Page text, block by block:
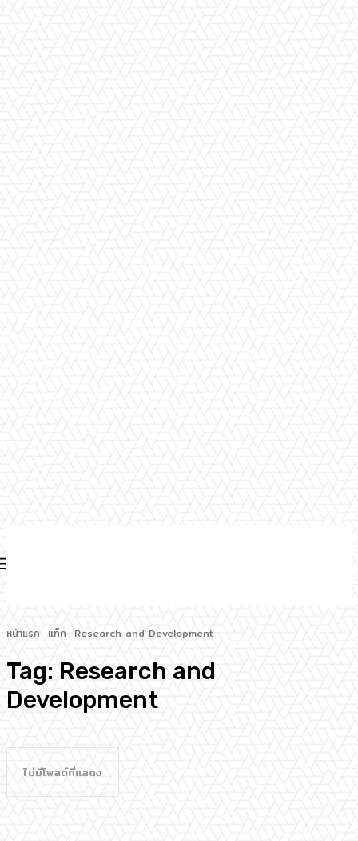
หน้าแรก แท็ก Research and Development
Tag: Research and
Development
ไม่มีโพสต์ที่แสดง